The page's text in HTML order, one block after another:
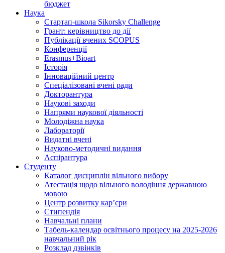
бюджет
Наука
Стартап-школа Sikorsky Challenge
Грант: керівництво до дії
Публікації вчених SCOPUS
Конференції
Erasmus+Bioart
Історія
Інноваційний центр
Спеціалізовані вчені ради
Докторантура
Наукові заходи
Напрями наукової діяльності
Молодіжна наука
Лабораторії
Видатні вчені
Науково-методичні видання
Аспірантура
Студенту
Каталог дисциплін вільного вибору
Атестація щодо вільного володіння державною
мовою
Центр розвитку кар’єри
Стипендія
Навчальні плани
Табель-календар освітнього процесу на 2025-2026
навчальний рік
Розклад дзвінків